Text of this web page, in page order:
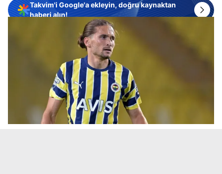
Takvim'i Google'a ekleyin, doğru kaynaktan
haberi alın!